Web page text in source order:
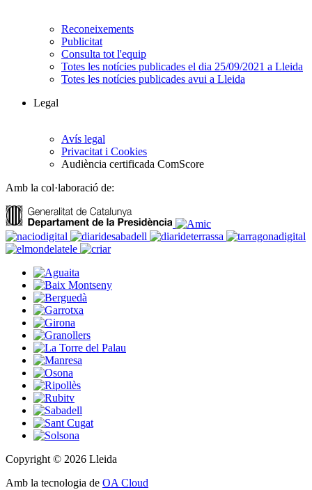
Reconeixements
Publicitat
Consulta tot l'equip
Totes les notícies publicades el dia 25/09/2021 a Lleida
Totes les notícies publicades avui a Lleida
Legal
Avís legal
Privacitat i Cookies
Audiència certificada ComScore
Amb la col·laboració de:
Copyright © 2026 Lleida
Amb la tecnologia de OA Cloud